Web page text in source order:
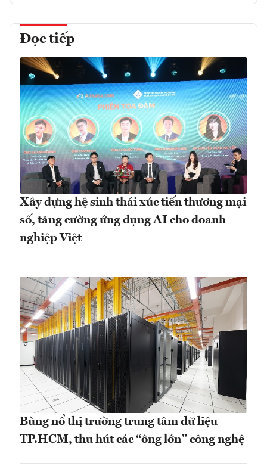
Đọc tiếp
Xây dựng hệ sinh thái xúc tiến thương mại
số, tăng cường ứng dụng AI cho doanh
nghiệp Việt
Bùng nổ thị trường trung tâm dữ liệu
TP.HCM, thu hút các “ông lớn” công nghệ